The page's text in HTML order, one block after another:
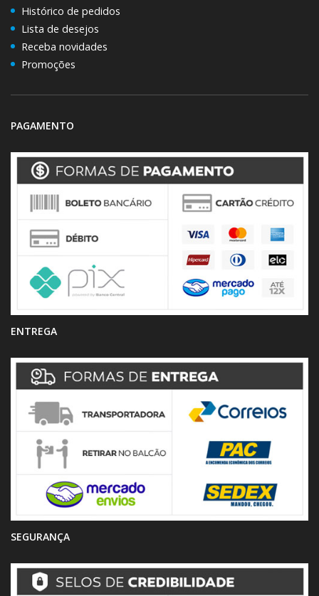
Histórico de pedidos
Lista de desejos
Receba novidades
Promoções
PAGAMENTO
ENTREGA
SEGURANÇA